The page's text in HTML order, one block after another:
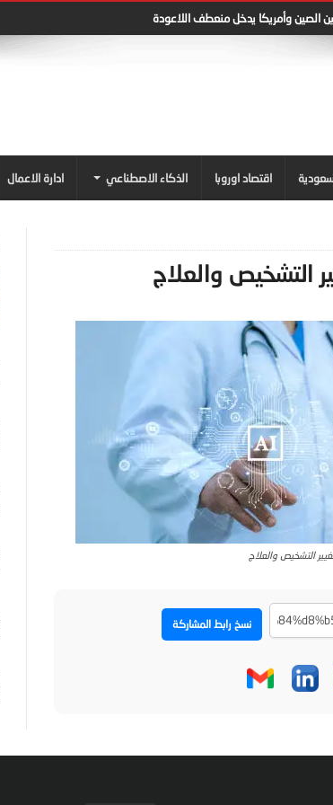
الصين وأمريكا يدخل منعطف اللاعودة
اقتصاد اوروبا الذكاء الاصطناعي ادارة الاعمال
التشخيص والعلاج
التشخيص والعلاج
نسخ رابط المشاركة